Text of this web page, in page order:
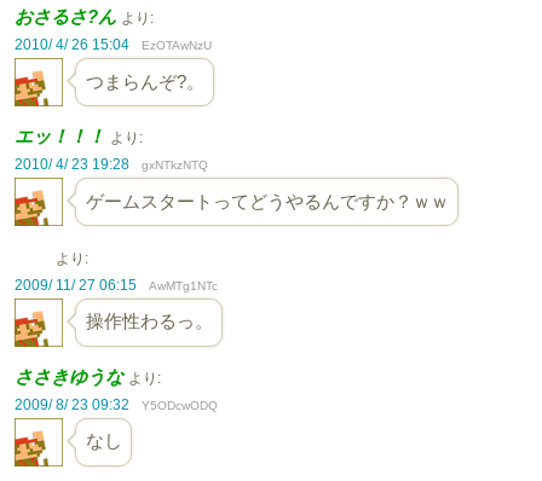
おさるさ?ん より:
2010/ 4/ 26 15:04
EzOTAwNzU
つまらんぞ?。
エッ！！！ より:
2010/ 4/ 23 19:28
gxNTkzNTQ
ゲームスタートってどうやるんですか？ｗｗ
より:
2009/ 11/ 27 06:15
AwMTg1NTc
操作性わるっ。
ささきゆうな より:
2009/ 8/ 23 09:32
Y5ODcwODQ
なし